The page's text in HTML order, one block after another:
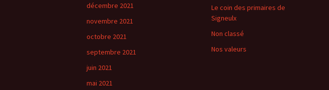
décembre 2021
novembre 2021
octobre 2021
septembre 2021
juin 2021
mai 2021
Le coin des primaires de
Signeulx
Non classé
Nos valeurs